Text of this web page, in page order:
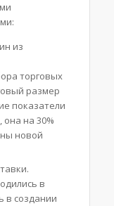
из
торговых
размер
показатели
она на 30%
новой
в
в создании